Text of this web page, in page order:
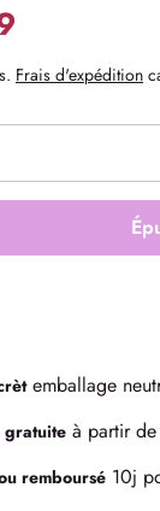
Frais d'expédition
emballage
gratuite à partir
remboursé 10j